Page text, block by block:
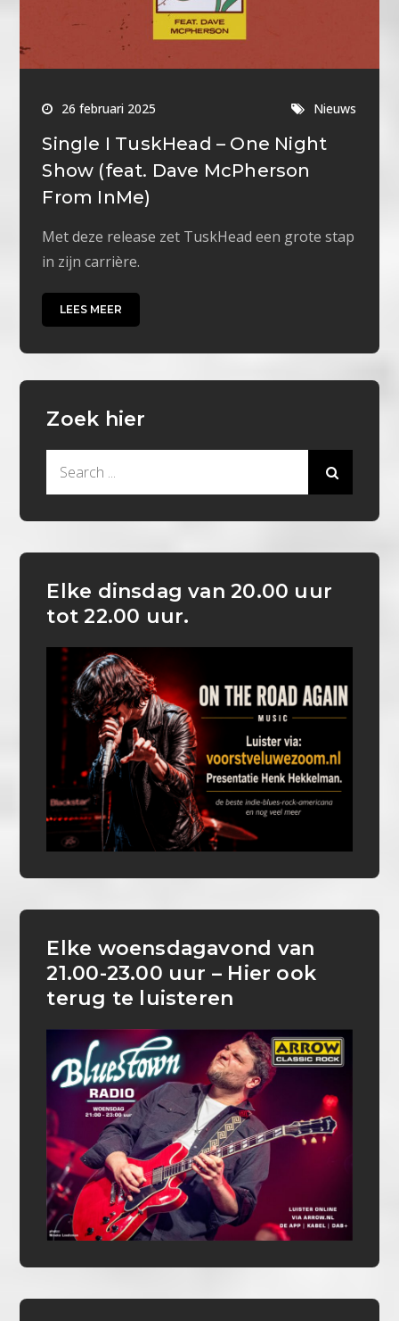
26 februari 2025 Nieuws
Single I TuskHead – One Night
Show (feat. Dave McPherson
From InMe)
Met deze release zet TuskHead een grote stap
in zijn carrière.
LEES MEER
Zoek hier
Elke dinsdag van 20.00 uur
tot 22.00 uur.
Elke woensdagavond van
21.00-23.00 uur – Hier ook
terug te luisteren